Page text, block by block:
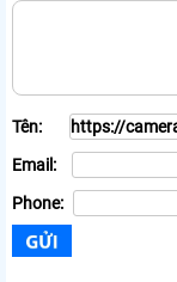
Tên:
Email:
Phone: